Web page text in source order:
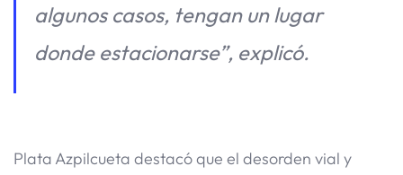
algunos casos, tengan un lugar
donde estacionarse”, explicó.
Plata Azpilcueta destacó que el desorden vial y